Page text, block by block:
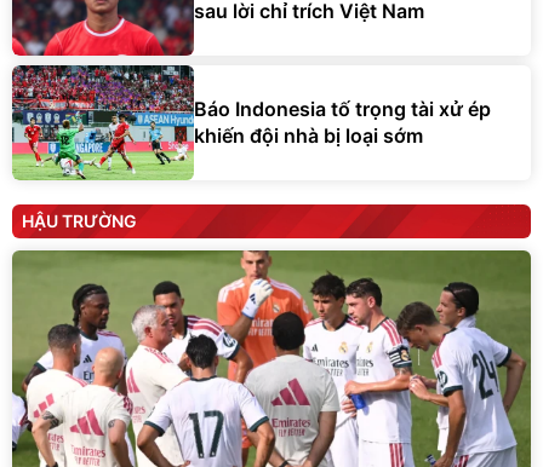
sau lời chỉ trích Việt Nam
Báo Indonesia tố trọng tài xử ép
khiến đội nhà bị loại sớm
HẬU TRƯỜNG